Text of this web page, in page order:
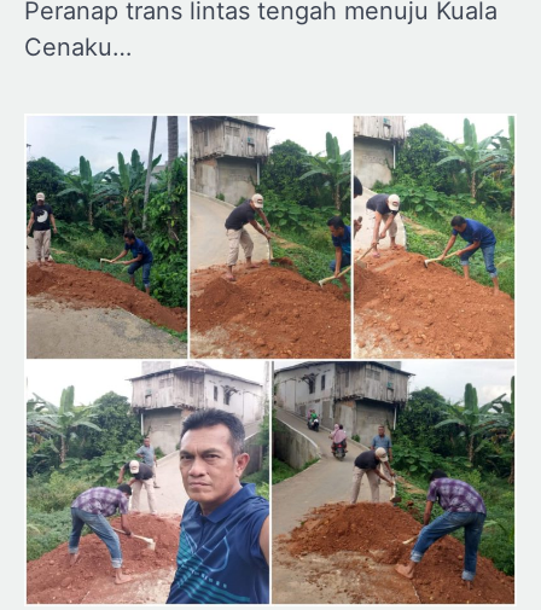
Peranap trans lintas tengah menuju Kuala
Cenaku…